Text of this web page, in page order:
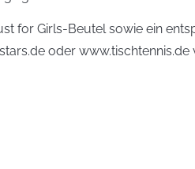
for Girls-Beutel sowie ein
oder www.tischtennis.de